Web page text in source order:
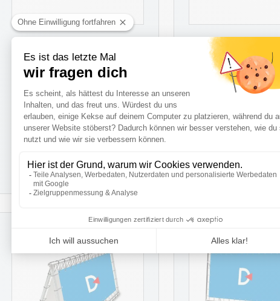
Absperrgitter Securistar
Referenzen
AB
115,00 €
PRODUKT ANSEHEN
Spannrahmen-
UrbanFrame
Referenz
Auf
PRODUKT